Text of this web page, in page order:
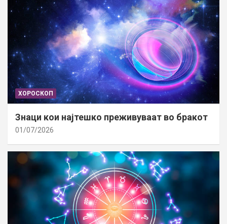
ХОРОСКОП
Знаци кои најтешко преживуваат во бракот
01/07/2026